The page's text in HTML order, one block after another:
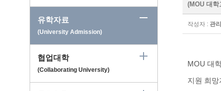
유학자료
(University Admission)
협업대학
(Collaborating University)
(MOU 대
작성자 : 관
MOU 대
지원 희